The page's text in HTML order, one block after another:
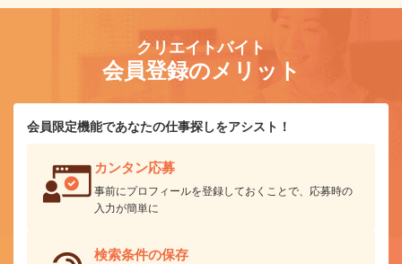
クリエイトバイト
会員登録のメリット
会員限定機能であなたの仕事探しをアシスト！
カンタン応募
事前にプロフィールを登録しておくことで、応募時の
入力が簡単に
検索条件の保存